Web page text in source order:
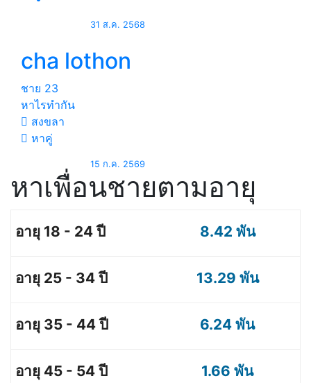
31 ส.ค. 2568
cha lothon
ชาย 23
หาไรทำกัน
สงขลา
หาคู่
15 ก.ค. 2569
หาเพื่อนชายตามอายุ
8.42 พัน
13.29 พัน
6.24 พัน
1.66 พัน